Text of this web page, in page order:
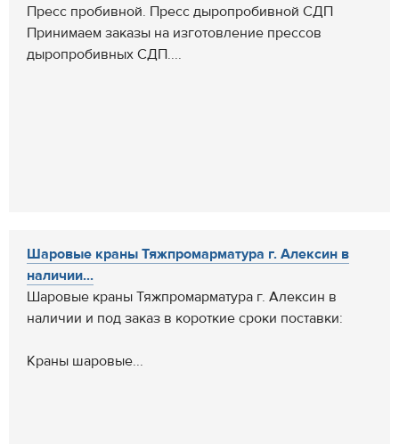
Пресс пробивной. Пресс дыропробивной СДП
Принимаем заказы на изготовление прессов
дыропробивных СДП....
Шаровые краны Тяжпромарматура г. Алексин в
наличии...
Шаровые краны Тяжпромарматура г. Алексин в
наличии и под заказ в короткие сроки поставки:
Краны шаровые...